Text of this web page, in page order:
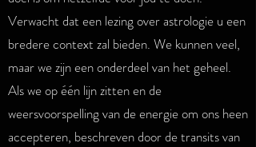
Verwacht dat een lezing over astrologie u een
bredere context zal bieden. We kunnen veel,
maar we zijn een onderdeel van het geheel.
Als we op één lijn zitten en de
weersvoorspelling van de energie om ons heen
accepteren, beschreven door de transits van